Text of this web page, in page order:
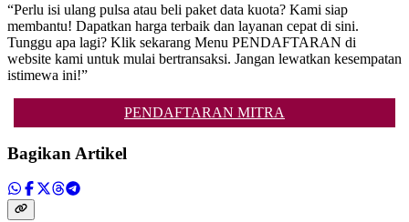
“Perlu isi ulang pulsa atau beli paket data kuota? Kami siap
membantu! Dapatkan harga terbaik dan layanan cepat di sini.
Tunggu apa lagi? Klik sekarang Menu PENDAFTARAN di
website kami untuk mulai bertransaksi. Jangan lewatkan kesempatan
istimewa ini!”
PENDAFTARAN MITRA
Bagikan Artikel